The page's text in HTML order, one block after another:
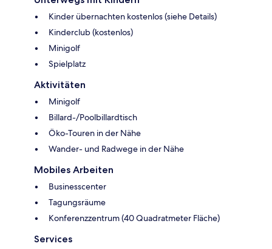
Kinder übernachten kostenlos (siehe Details)
Kinderclub (kostenlos)
Minigolf
Spielplatz
Aktivitäten
Minigolf
Billard-/Poolbillardtisch
Öko-Touren in der Nähe
Wander- und Radwege in der Nähe
Mobiles Arbeiten
Businesscenter
Tagungsräume
Konferenzzentrum (40 Quadratmeter Fläche)
Services